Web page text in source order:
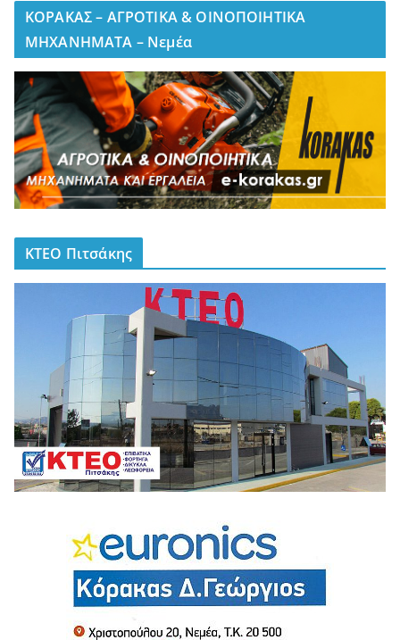
ΚΟΡΑΚΑΣ – ΑΓΡΟΤΙΚΑ & ΟΙΝΟΠΟΙΗΤΙΚΑ
ΜΗΧΑΝΗΜΑΤΑ – Νεμέα
ΚΤΕΟ Πιτσάκης